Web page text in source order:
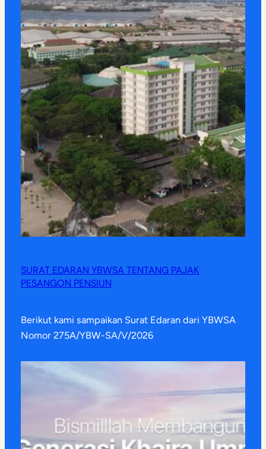
SURAT EDARAN YBWSA TENTANG PAJAK
PESANGON PENSIUN
Berikut kami sampaikan Surat Edaran dari YBWSA
Nomor 275A/YBW-SA/V/2026